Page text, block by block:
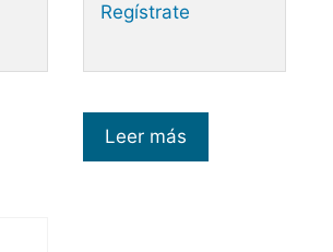
Regístrate
Leer más